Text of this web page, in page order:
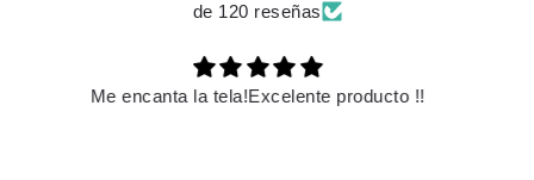
de 120 reseñas
Es hermoso